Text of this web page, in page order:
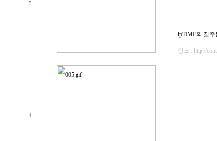
5
ipTIME의 질
링크 : http://
4